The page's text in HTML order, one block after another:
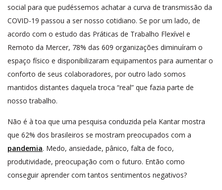
social para que pudéssemos achatar a curva de transmissão da
COVID-19 passou a ser nosso cotidiano. Se por um lado, de
acordo com o estudo das Práticas de Trabalho Flexível e
Remoto da Mercer, 78% das 609 organizações diminuíram o
espaço físico e disponibilizaram equipamentos para aumentar o
conforto de seus colaboradores, por outro lado somos
mantidos distantes daquela troca “real” que fazia parte de
nosso trabalho.
Não é à toa que uma pesquisa conduzida pela Kantar mostra
que 62% dos brasileiros se mostram preocupados com a
pandemia. Medo, ansiedade, pânico, falta de foco,
produtividade, preocupação com o futuro. Então como
conseguir aprender com tantos sentimentos negativos?